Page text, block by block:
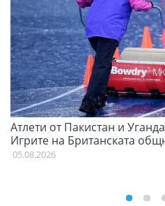
Атлети от Пакистан и
Игрите на Британската
05.08.2026